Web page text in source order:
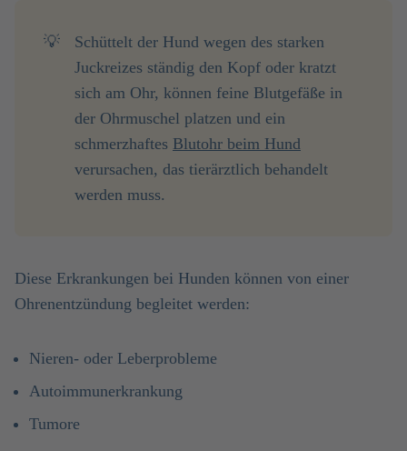
💡
Schüttelt der Hund wegen des starken
Juckreizes ständig den Kopf oder kratzt
sich am Ohr, können feine Blutgefäße in
der Ohrmuschel platzen und ein
schmerzhaftes Blutohr beim Hund
verursachen, das tierärztlich behandelt
werden muss.
Diese Erkrankungen bei Hunden können von einer
Ohrenentzündung begleitet werden:
Nieren- oder Leberprobleme
Autoimmunerkrankung
Tumore